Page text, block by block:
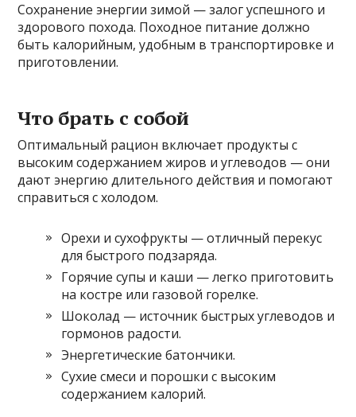
Сохранение энергии зимой — залог успешного и
здорового похода. Походное питание должно
быть калорийным, удобным в транспортировке и
приготовлении.
Что брать с собой
Оптимальный рацион включает продукты с
высоким содержанием жиров и углеводов — они
дают энергию длительного действия и помогают
справиться с холодом.
Орехи и сухофрукты — отличный перекус
для быстрого подзаряда.
Горячие супы и каши — легко приготовить
на костре или газовой горелке.
Шоколад — источник быстрых углеводов и
гормонов радости.
Энергетические батончики.
Сухие смеси и порошки с высоким
содержанием калорий.